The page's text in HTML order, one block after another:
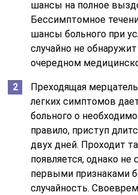
шансы на полное
Бессимптомное
шансы больного при
случайно не
очередном
Преходящая
легких симптомов
больного о
правило, приступ
двух дней. Проходит
появляется, однако
первыми признаками
случайность.